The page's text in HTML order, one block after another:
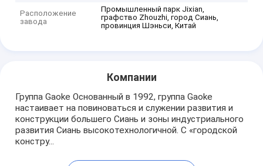
Расположение
завода
Промышленный парк Jixian,
графство Zhouzhi, город Сиань,
провинция Шэньси, Китай
Компании
Группа Gaoke Основанный в 1992, группа Gaoke
настаивает на повиноваться и служении развития и
конструкции большего Сиань и зоны индустриального
развития Сиань высокотехнологичной. С «городской
констру...